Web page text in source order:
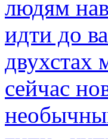
людям
идти до
двухстах
сейчас